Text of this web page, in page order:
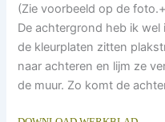
(Zie voorbeeld op de foto.+
De achtergrond heb ik
de kleurplaten zitten
naar achteren en lijm ze
de muur. Zo komt de